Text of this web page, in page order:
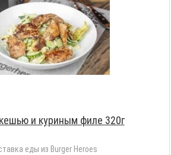
и куриным филе 320г
еды из Burger Heroes